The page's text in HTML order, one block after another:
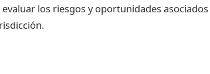
los riesgos y oportunidades asociados